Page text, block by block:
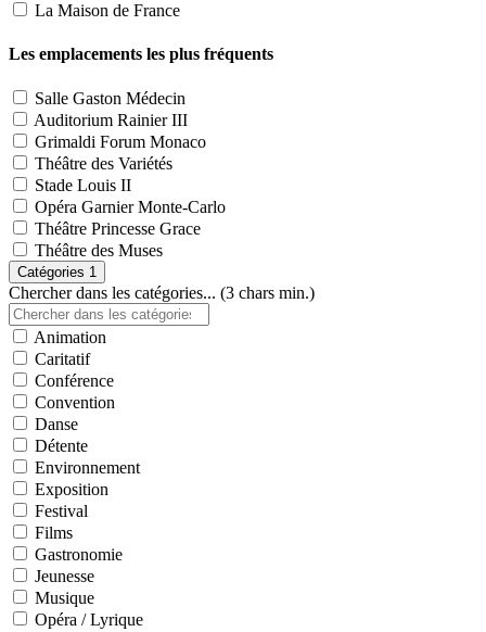
La Maison de France
Les emplacements les plus fréquents
Salle Gaston Médecin
Auditorium Rainier III
Grimaldi Forum Monaco
Théâtre des Variétés
Stade Louis II
Opéra Garnier Monte-Carlo
Théâtre Princesse Grace
Théâtre des Muses
Catégories 1
Chercher dans les catégories... (3 chars min.)
Animation
Caritatif
Conférence
Convention
Danse
Détente
Environnement
Exposition
Festival
Films
Gastronomie
Jeunesse
Musique
Opéra / Lyrique